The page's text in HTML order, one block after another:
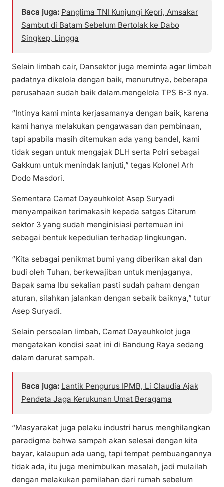
Baca juga: Panglima TNI Kunjungi Kepri, Amsakar
Sambut di Batam Sebelum Bertolak ke Dabo
Singkep, Lingga
Selain limbah cair, Dansektor juga meminta agar limbah
padatnya dikelola dengan baik, menurutnya, beberapa
perusahaan sudah baik dalam.mengelola TPS B-3 nya.
“Intinya kami minta kerjasamanya dengan baik, karena
kami hanya melakukan pengawasan dan pembinaan,
tapi apabila masih ditemukan ada yang bandel, kami
tidak segan untuk mengajak DLH serta Polri sebagai
Gakkum untuk menindak lanjuti,” tegas Kolonel Arh
Dodo Masdori.
Sementara Camat Dayeuhkolot Asep Suryadi
menyampaikan terimakasih kepada satgas Citarum
sektor 3 yang sudah menginisiasi pertemuan ini
sebagai bentuk kepedulian terhadap lingkungan.
“Kita sebagai penikmat bumi yang diberikan akal dan
budi oleh Tuhan, berkewajiban untuk menjaganya,
Bapak sama Ibu sekalian pasti sudah paham dengan
aturan, silahkan jalankan dengan sebaik baiknya,” tutur
Asep Suryadi.
Selain persoalan limbah, Camat Dayeuhkolot juga
mengatakan kondisi saat ini di Bandung Raya sedang
dalam darurat sampah.
Baca juga: Lantik Pengurus IPMB, Li Claudia Ajak
Pendeta Jaga Kerukunan Umat Beragama
“Masyarakat juga pelaku industri harus menghilangkan
paradigma bahwa sampah akan selesai dengan kita
bayar, kalaupun ada uang, tapi tempat pembuangannya
tidak ada, itu juga menimbulkan masalah, jadi mulailah
dengan melakukan pemilahan dari rumah sebelum